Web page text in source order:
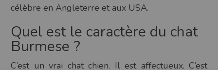
célèbre en Angleterre et aux USA.
Quel est le caractère du chat
Burmese ?
C’est un vrai chat chien. Il est affectueux. C’est